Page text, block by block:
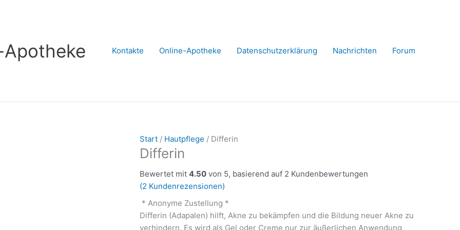
Kontakte Online-Apotheke Datenschutzerklärung Nachrichten Forum
Start / Hautpflege / Differin
Differin
Bewertet mit 4.50 von 5, basierend auf 2 Kundenbewertungen
(2 Kundenrezensionen)
* Anonyme Zustellung *
Differin (Adapalen) hilft, Akne zu bekämpfen und die Bildung neuer Akne zu
verhindern. Es wird als Gel oder Creme nur zur äußerlichen Anwendung